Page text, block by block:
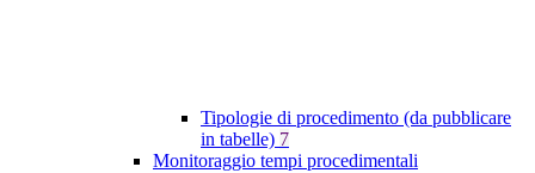
Tipologie di procedimento (da pubblicare
in tabelle) 7
Monitoraggio tempi procedimentali